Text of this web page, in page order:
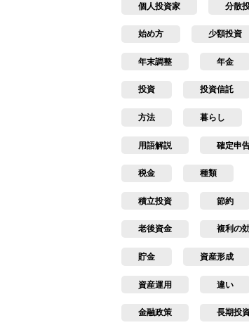
個人投資家 分散
始め方 少額投資
年末調整 年金
投資 投資信託
方法 暮らし
用語解説 確定申
税金 種類
積立投資 節約
老後資金 複利の
貯金 資産形成
資産運用 違い
金融政策 長期投